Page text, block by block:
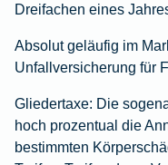
Dreifachen eines
Absolut geläufig im
Unfallversicherung für
Gliedertaxe: Die
hoch prozentual die
bestimmten